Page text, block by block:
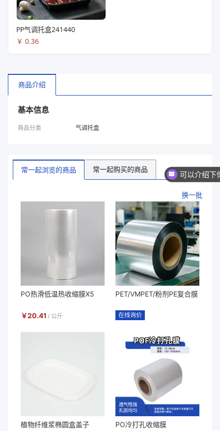
PP气调托盒241440
￥ 0.36
商品介绍
基本信息
商品分类 气调托盒
常一起浏览的商品 常一起购买的商品
换一批
PO热滑低温热收缩膜X5
￥20.41 / 公斤
PET/VMPET/粉剂PE复合膜
在线询价
植物纤维浆椭圆盒盖子 PO冷打孔收缩膜